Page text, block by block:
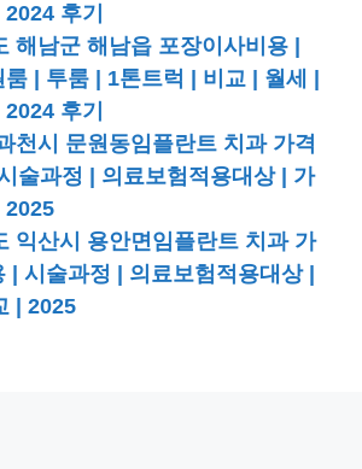
후기
해남군 해남읍 포장이사비용 |
| 투룸 | 1톤트럭 | 비교 | 월세 |
후기
천시 문원동임플란트 치과 가격
시술과정 | 의료보험적용대상 | 가
2025
익산시 용안면임플란트 치과 가
| 시술과정 | 의료보험적용대상 |
| 2025